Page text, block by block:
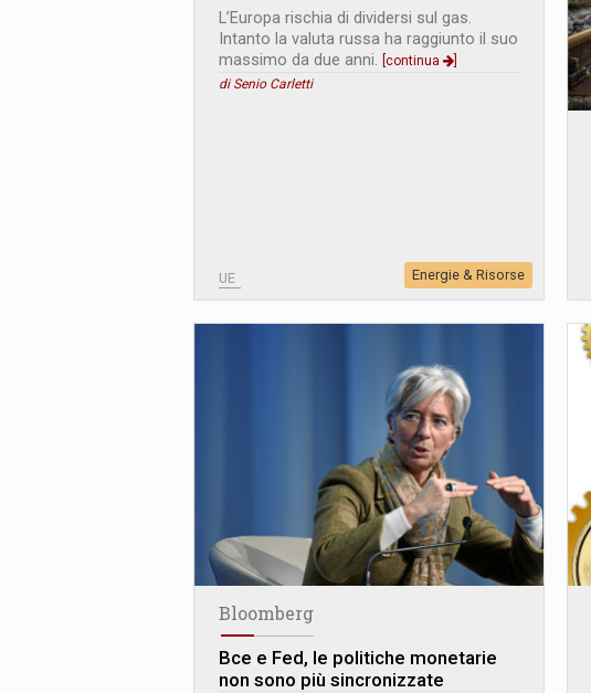
L’Europa rischia di dividersi sul gas.
Intanto la valuta russa ha raggiunto il suo
massimo da due anni. [continua
di Senio Carletti
UE Energie & Risorse
Bloomberg
Bce e Fed, le politiche monetarie
non sono più sincronizzate